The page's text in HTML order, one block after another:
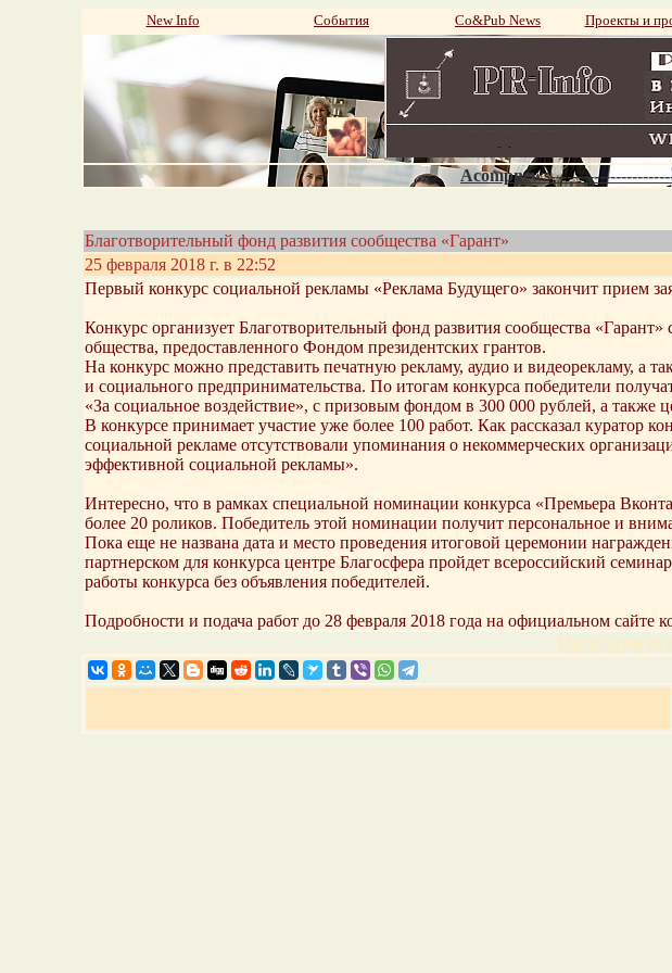
New Info События Со&Pub News Проекты и
Благотворительный фонд развития сообщества «Гарант»
25 февраля 2018 г. в 22:52
Первый конкурс социальной рекламы «Реклама Будущего» закончит прием
Конкурс организует Благотворительный фонд развития сообщества
общества, предоставленного Фондом президентских грантов.
На конкурс можно представить печатную рекламу, аудио и видеорекламу,
и социального предпринимательства. По итогам конкурса победители
«За социальное воздействие», с призовым фондом в 300 000 рублей, а также
В конкурсе принимает участие уже более 100 работ. Как рассказал
социальной рекламе отсутствовали упоминания о некоммерческих
эффективной социальной рекламы».
Интересно, что в рамках специальной номинации конкурса «Премьера
более 20 роликов. Победитель этой номинации получит персональное и
Пока еще не названа дата и место проведения итоговой церемонии
партнерском для конкурса центре Благосфера пройдет всероссийский
работы конкурса без объявления победителей.
Подробности и подача работ до 28 февраля 2018 года на официальном
Предыдущая